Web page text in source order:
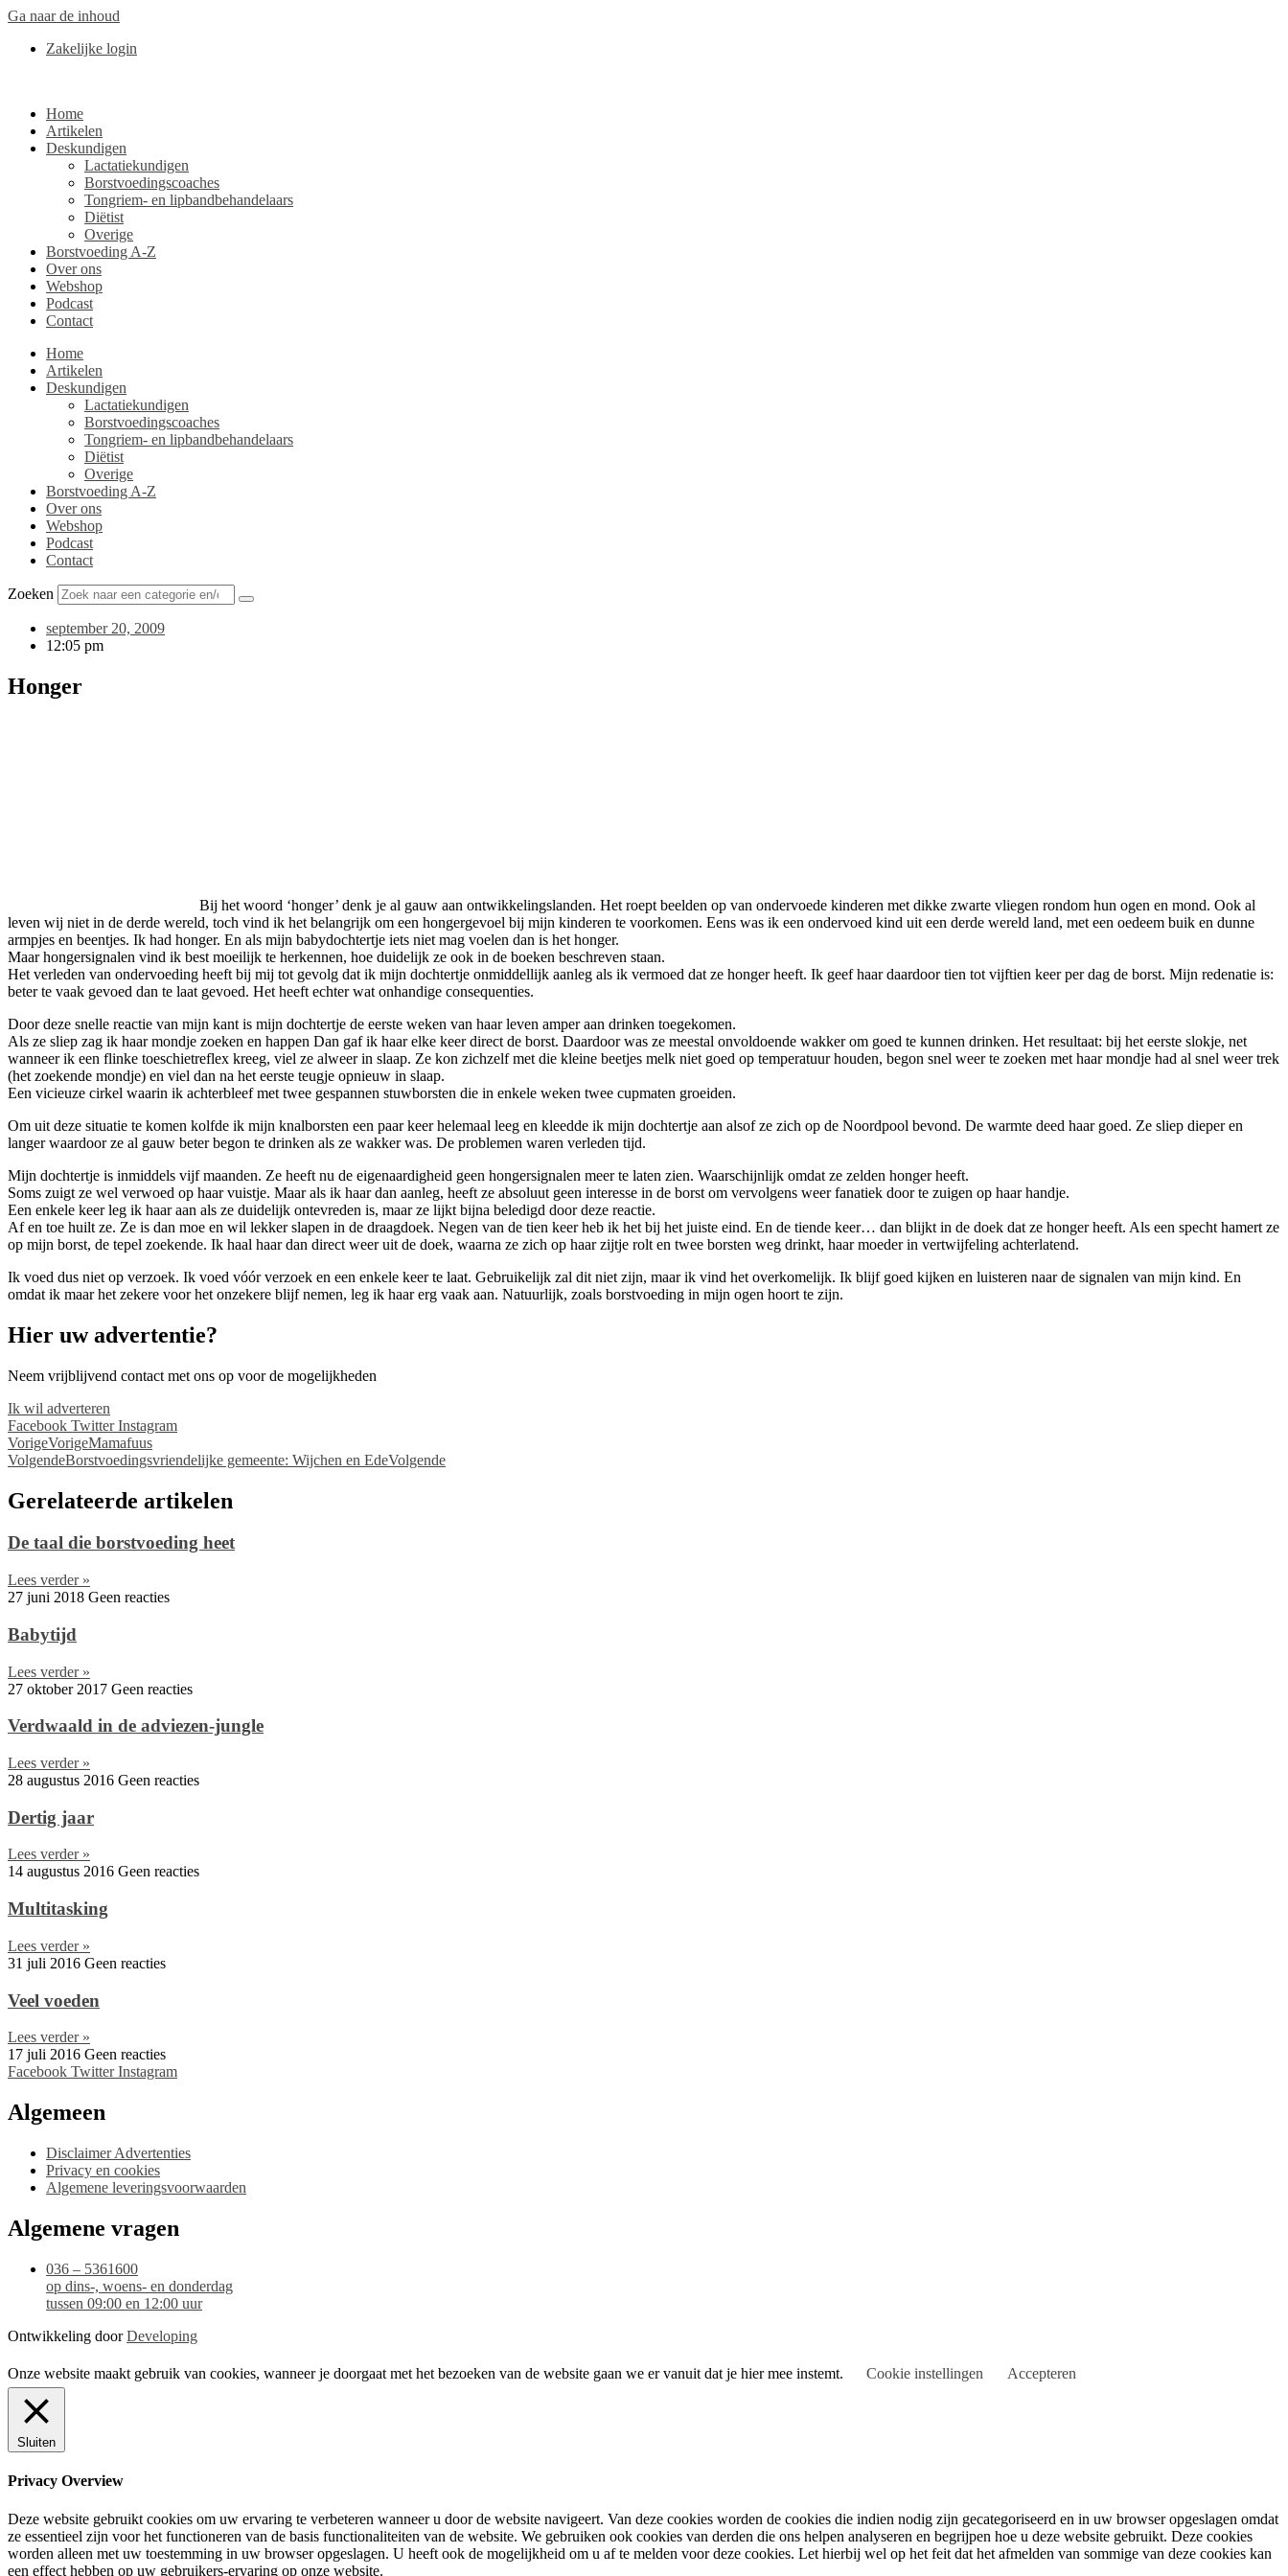
Ga naar de inhoud
Zakelijke login
Home
Artikelen
Deskundigen
Lactatiekundigen
Borstvoedingscoaches
Tongriem- en lipbandbehandelaars
Diëtist
Overige
Borstvoeding A-Z
Over ons
Webshop
Podcast
Contact
Home
Artikelen
Deskundigen
Lactatiekundigen
Borstvoedingscoaches
Tongriem- en lipbandbehandelaars
Diëtist
Overige
Borstvoeding A-Z
Over ons
Webshop
Podcast
Contact
Zoeken
september 20, 2009
12:05 pm
Honger
Bij het woord ‘honger’ denk je al gauw aan ontwikkelingslanden. Het roept beelden op van ondervoede kinderen met dikke zwarte vliegen rondom hun ogen en mond. Ook al
leven wij niet in de derde wereld, toch vind ik het belangrijk om een hongergevoel bij mijn kinderen te voorkomen. Eens was ik een ondervoed kind uit een derde wereld land, met een oedeem buik en dunne
armpjes en beentjes. Ik had honger. En als mijn babydochtertje iets niet mag voelen dan is het honger.
Maar hongersignalen vind ik best moeilijk te herkennen, hoe duidelijk ze ook in de boeken beschreven staan.
Het verleden van ondervoeding heeft bij mij tot gevolg dat ik mijn dochtertje onmiddellijk aanleg als ik vermoed dat ze honger heeft. Ik geef haar daardoor tien tot vijftien keer per dag de borst. Mijn redenatie is:
beter te vaak gevoed dan te laat gevoed. Het heeft echter wat onhandige consequenties.
Door deze snelle reactie van mijn kant is mijn dochtertje de eerste weken van haar leven amper aan drinken toegekomen.
Als ze sliep zag ik haar mondje zoeken en happen Dan gaf ik haar elke keer direct de borst. Daardoor was ze meestal onvoldoende wakker om goed te kunnen drinken. Het resultaat: bij het eerste slokje, net
wanneer ik een flinke toeschietreflex kreeg, viel ze alweer in slaap. Ze kon zichzelf met die kleine beetjes melk niet goed op temperatuur houden, begon snel weer te zoeken met haar mondje had al snel weer trek
(het zoekende mondje) en viel dan na het eerste teugje opnieuw in slaap.
Een vicieuze cirkel waarin ik achterbleef met twee gespannen stuwborsten die in enkele weken twee cupmaten groeiden.
Om uit deze situatie te komen kolfde ik mijn knalborsten een paar keer helemaal leeg en kleedde ik mijn dochtertje aan alsof ze zich op de Noordpool bevond. De warmte deed haar goed. Ze sliep dieper en
langer waardoor ze al gauw beter begon te drinken als ze wakker was. De problemen waren verleden tijd.
Mijn dochtertje is inmiddels vijf maanden. Ze heeft nu de eigenaardigheid geen hongersignalen meer te laten zien. Waarschijnlijk omdat ze zelden honger heeft.
Soms zuigt ze wel verwoed op haar vuistje. Maar als ik haar dan aanleg, heeft ze absoluut geen interesse in de borst om vervolgens weer fanatiek door te zuigen op haar handje.
Een enkele keer leg ik haar aan als ze duidelijk ontevreden is, maar ze lijkt bijna beledigd door deze reactie.
Af en toe huilt ze. Ze is dan moe en wil lekker slapen in de draagdoek. Negen van de tien keer heb ik het bij het juiste eind. En de tiende keer… dan blijkt in de doek dat ze honger heeft. Als een specht hamert ze
op mijn borst, de tepel zoekende. Ik haal haar dan direct weer uit de doek, waarna ze zich op haar zijtje rolt en twee borsten weg drinkt, haar moeder in vertwijfeling achterlatend.
Ik voed dus niet op verzoek. Ik voed vóór verzoek en een enkele keer te laat. Gebruikelijk zal dit niet zijn, maar ik vind het overkomelijk. Ik blijf goed kijken en luisteren naar de signalen van mijn kind. En
omdat ik maar het zekere voor het onzekere blijf nemen, leg ik haar erg vaak aan. Natuurlijk, zoals borstvoeding in mijn ogen hoort te zijn.
Hier uw advertentie?
Neem vrijblijvend contact met ons op voor de mogelijkheden
Ik wil adverteren
Facebook Twitter Instagram
VorigeVorigeMamafuus
VolgendeBorstvoedingsvriendelijke gemeente: Wijchen en EdeVolgende
Gerelateerde artikelen
De taal die borstvoeding heet
Lees verder »
27 juni 2018 Geen reacties
Babytijd
Lees verder »
27 oktober 2017 Geen reacties
Verdwaald in de adviezen-jungle
Lees verder »
28 augustus 2016 Geen reacties
Dertig jaar
Lees verder »
14 augustus 2016 Geen reacties
Multitasking
Lees verder »
31 juli 2016 Geen reacties
Veel voeden
Lees verder »
17 juli 2016 Geen reacties
Facebook Twitter Instagram
Algemeen
Disclaimer Advertenties
Privacy en cookies
Algemene leveringsvoorwaarden
Algemene vragen
036 – 5361600
op dins-, woens- en donderdag
tussen 09:00 en 12:00 uur
Ontwikkeling doorDeveloping
Onze website maakt gebruik van cookies, wanneer je doorgaat met het bezoeken van de website gaan we er vanuit dat je hier mee instemt. Cookie instellingen Accepteren
Sluiten
Privacy Overview
Deze website gebruikt cookies om uw ervaring te verbeteren wanneer u door de website navigeert. Van deze cookies worden de cookies die indien nodig zijn gecategoriseerd en in uw browser opgeslagen omdat
ze essentieel zijn voor het functioneren van de basis functionaliteiten van de website. We gebruiken ook cookies van derden die ons helpen analyseren en begrijpen hoe u deze website gebruikt. Deze cookies
worden alleen met uw toestemming in uw browser opgeslagen. U heeft ook de mogelijkheid om u af te melden voor deze cookies. Let hierbij wel op het feit dat het afmelden van sommige van deze cookies kan
een effect hebben op uw gebruikers-ervaring op onze website.